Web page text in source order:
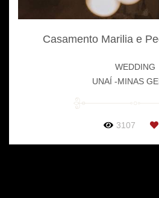
Casamento Marilia e
WEDDING
UNAÍ -MINAS
3107